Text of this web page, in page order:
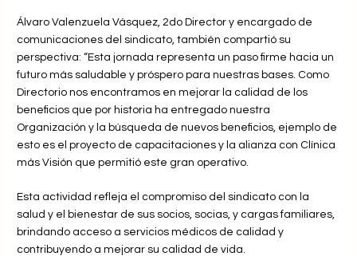
Álvaro Valenzuela Vásquez, 2do Director y encargado de
comunicaciones del sindicato, también compartió su
perspectiva: “Esta jornada representa un paso firme hacia un
futuro más saludable y próspero para nuestras bases. Como
Directorio nos encontramos en mejorar la calidad de los
beneficios que por historia ha entregado nuestra
Organización y la búsqueda de nuevos beneficios, ejemplo de
esto es el proyecto de capacitaciones y la alianza con Clínica
más Visión que permitió este gran operativo.
Esta actividad refleja el compromiso del sindicato con la
salud y el bienestar de sus socios, socias, y cargas familiares,
brindando acceso a servicios médicos de calidad y
contribuyendo a mejorar su calidad de vida.